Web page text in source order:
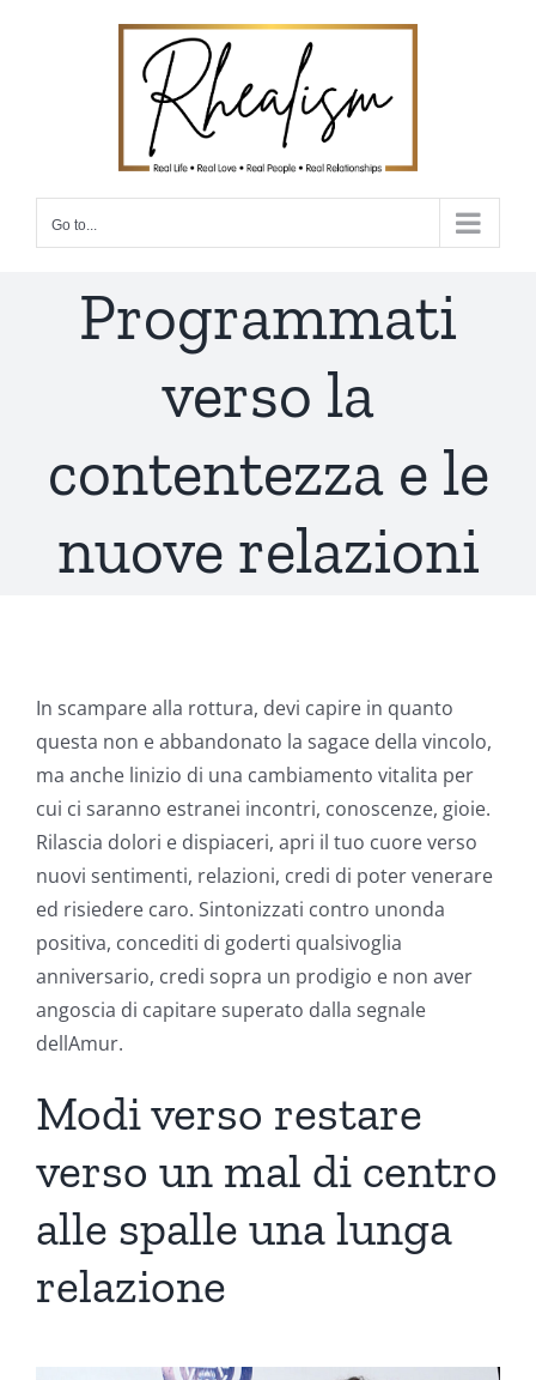
Go to...
Programmati
verso la
contentezza e le
nuove relazioni
In scampare alla rottura, devi capire in quanto
questa non e abbandonato la sagace della vincolo,
ma anche linizio di una cambiamento vitalita per
cui ci saranno estranei incontri, conoscenze, gioie.
Rilascia dolori e dispiaceri, apri il tuo cuore verso
nuovi sentimenti, relazioni, credi di poter venerare
ed risiedere caro. Sintonizzati contro unonda
positiva, concediti di goderti qualsivoglia
anniversario, credi sopra un prodigio e non aver
angoscia di capitare superato dalla segnale
dellAmur.
Modi verso restare
verso un mal di centro
alle spalle una lunga
relazione